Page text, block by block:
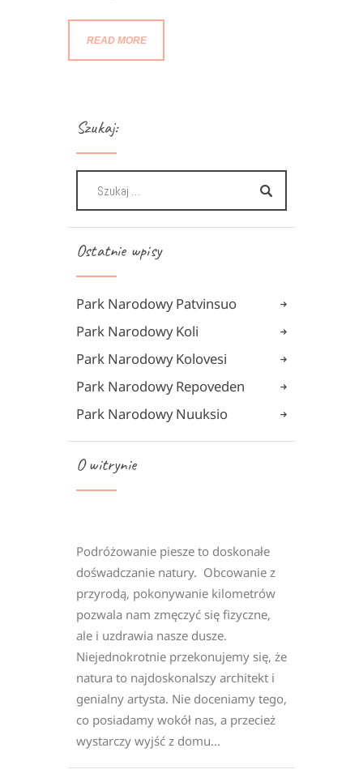
READ MORE
Szukaj:
Ostatnie wpisy
Park Narodowy Patvinsuo
Park Narodowy Koli
Park Narodowy Kolovesi
Park Narodowy Repoveden
Park Narodowy Nuuksio
O witrynie
Podróżowanie piesze to doskonałe
dośwadczanie natury. Obcowanie z
przyrodą, pokonywanie kilometrów
pozwala nam zmęczyć się fizyczne,
ale i uzdrawia nasze dusze.
Niejednokrotnie przekonujemy się, że
natura to najdoskonalszy architekt i
genialny artysta. Nie doceniamy tego,
co posiadamy wokół nas, a przecież
wystarczy wyjść z domu…